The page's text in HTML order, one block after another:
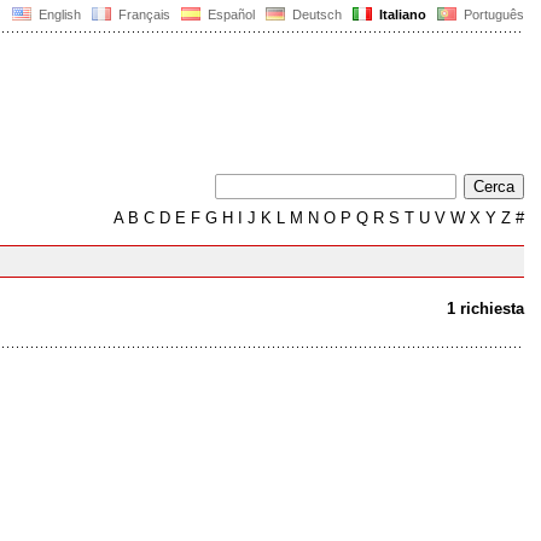
English Français Español Deutsch Italiano Português
AB C D E F G H J K L M N O P Q R S T U V W X Y Z #
1 richiesta